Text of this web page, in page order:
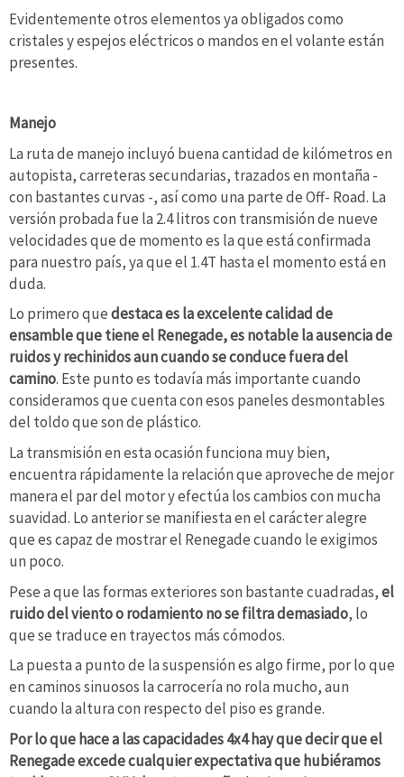
Evidentemente otros elementos ya obligados como
cristales y espejos eléctricos o mandos en el volante están
presentes.
Manejo
La ruta de manejo incluyó buena cantidad de kilómetros en
autopista, carreteras secundarias, trazados en montaña -
con bastantes curvas -, así como una parte de Off- Road. La
versión probada fue la 2.4 litros con transmisión de nueve
velocidades que de momento es la que está confirmada
para nuestro país, ya que el 1.4T hasta el momento está en
duda.
Lo primero quedestaca es la excelente calidad de
ensamble que tiene el Renegade, es notable la ausencia de
ruidos y rechinidos aun cuando se conduce fuera del
camino. Este punto es todavía más importante cuando
consideramos que cuenta con esos paneles desmontables
del toldo que son de plástico.
La transmisión en esta ocasión funciona muy bien,
encuentra rápidamente la relación que aproveche de mejor
manera el par del motor y efectúa los cambios con mucha
suavidad. Lo anterior se manifiesta en el carácter alegre
que es capaz de mostrar el Renegade cuando le exigimos
un poco.
Pese a que las formas exteriores son bastante cuadradas,el
ruido del viento o rodamiento no se filtra demasiado, lo
que se traduce en trayectos más cómodos.
La puesta a punto de la suspensión es algo firme, por lo que
en caminos sinuosos la carrocería no rola mucho, aun
cuando la altura con respecto del piso es grande.
Por lo que hace a las capacidades 4x4 hay que decir que el
Renegade excede cualquier expectativa que hubiéramos